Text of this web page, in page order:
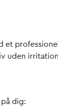
uden
dig: